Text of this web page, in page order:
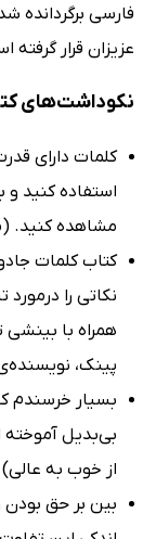
فارسی برگردانده
عزیزان قرار گرفته
نکوداشت‌های
کلمات دارای
استفاده کنید و
مشاهده کنید.
کتاب کلمات
نکاتی را
همراه با بینشی
پینک،
بسیار خرسندم
بی‌بدیل
از خوب به عالی)
بین بر حق بودن